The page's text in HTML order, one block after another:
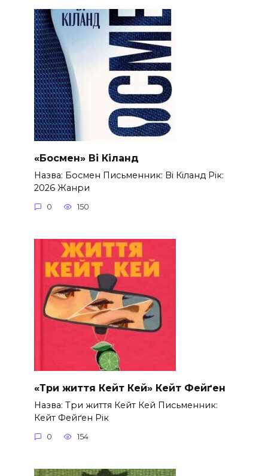
«Босмен» Ві Кіланд
Назва: Босмен Письменник: Ві Кіланд Рік:
2026 Жанри
0 150
«Три життя Кейт Кей» Кейт Фейґен
Назва: Три життя Кейт Кей Письменник:
Кейт Фейґен Рік
0 154